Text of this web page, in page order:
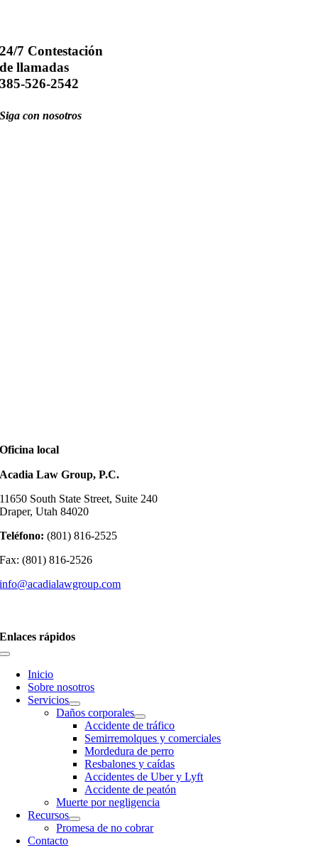
24/7 Contestación
de llamadas
385-526-2542
Siga con nosotros
Oficina local
Acadia Law Group, P.C.
11650 South State Street, Suite 240
Draper, Utah 84020
Teléfono: (801) 816-2525
Fax: (801) 816-2526
info@acadialawgroup.com
Enlaces rápidos
Inicio
Sobre nosotros
Servicios
Daños corporales
Accidente de tráfico
Semirremolques y comerciales
Mordedura de perro
Resbalones y caídas
Accidentes de Uber y Lyft
Accidente de peatón
Muerte por negligencia
Recursos
Promesa de no cobrar
Contacto